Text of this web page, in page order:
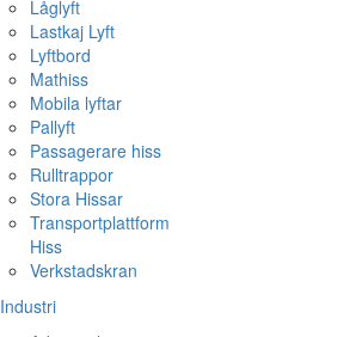
Låglyft
Lastkaj Lyft
Lyftbord
Mathiss
Mobila lyftar
Pallyft
Passagerare hiss
Rulltrappor
Stora Hissar
Transportplattform
Hiss
Verkstadskran
Industri